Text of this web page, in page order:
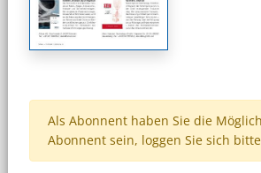
Als Abonnent haben Sie die
Abonnent sein, loggen Sie sich